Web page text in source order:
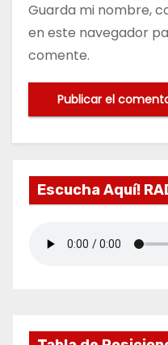
Guarda mi nombre,
en este navegador
comente.
Escucha Aquí!